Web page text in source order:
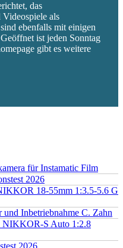
das
Videospiele als
ebenfalls mit einigen
ist jeden Sonntag
gibt es weitere
für Instamatic Film
2026
18-55mm 1:3.5-5.6 G
Inbetriebnahme C. Zahn
NIKKOR-S Auto 1:2.8
2026